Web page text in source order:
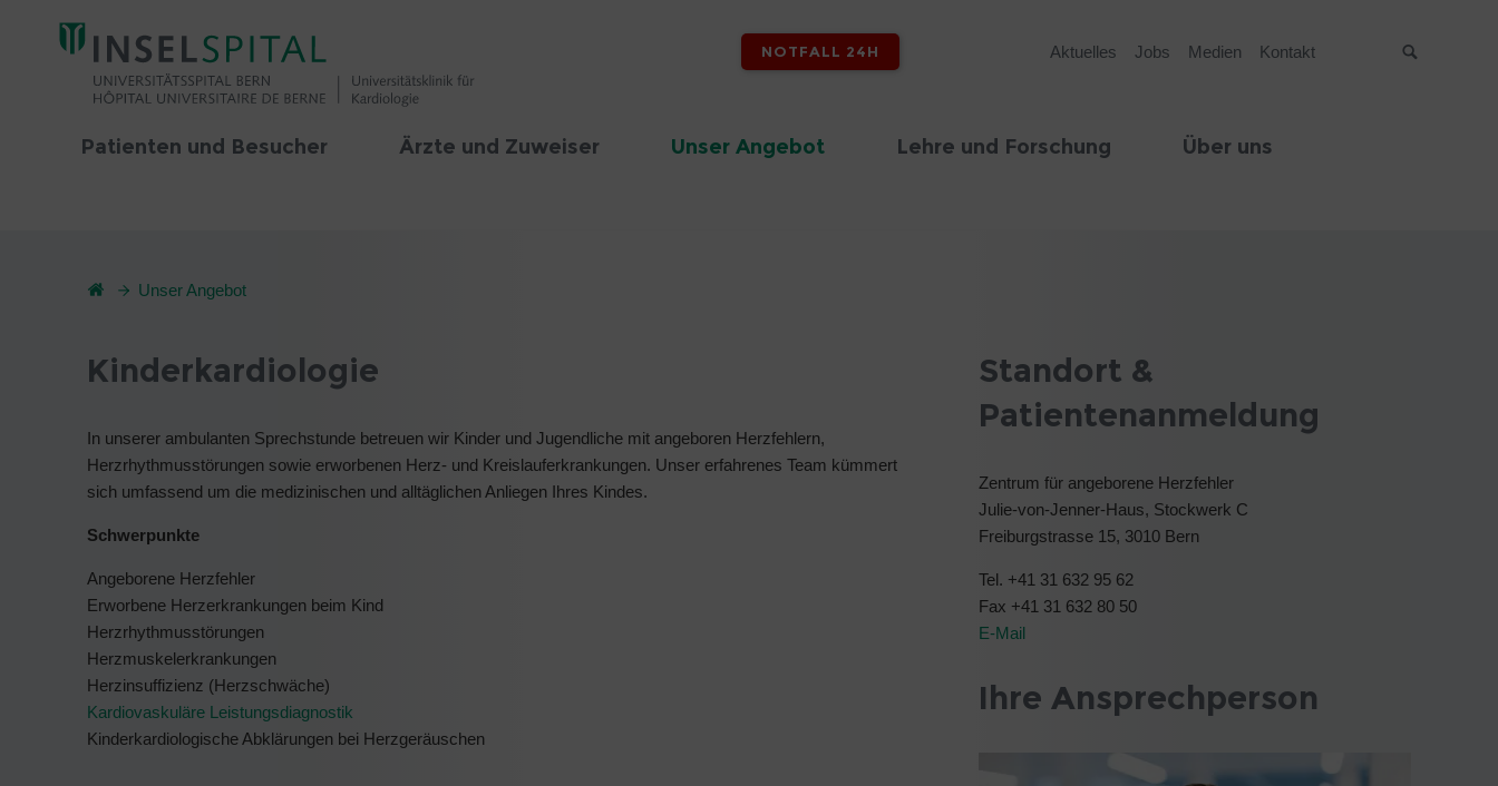
NOTFALL 24H Aktuelles Jobs Medien Kontakt
Patienten und Besucher Ärzte und Zuweiser Unser Angebot Lehre und Forschung Über uns
Unser Angebot
Kinderkardiologie
In unserer ambulanten Sprechstunde betreuen wir Kinder und Jugendliche mit angeboren Herzfehlern,
Herzrhythmusstörungen sowie erworbenen Herz- und Kreislauferkrankungen. Unser erfahrenes Team kümmert
sich umfassend um die medizinischen und alltäglichen Anliegen Ihres Kindes.
Schwerpunkte
Angeborene Herzfehler
Erworbene Herzerkrankungen beim Kind
Herzrhythmusstörungen
Herzmuskelerkrankungen
Herzinsuffizienz (Herzschwäche)
Kardiovaskuläre Leistungsdiagnostik
Kinderkardiologische Abklärungen bei Herzgeräuschen
Standort &
Patientenanmeldung
Zentrum für angeborene Herzfehler
Julie-von-Jenner-Haus, Stockwerk C
Freiburgstrasse 15, 3010 Bern
Tel. +41 31 632 95 62
Fax +41 31 632 80 50
E-Mail
Ihre Ansprechperson